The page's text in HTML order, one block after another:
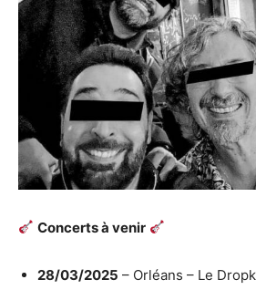
Concerts à venir
28/03/2025 – Orléans – Le